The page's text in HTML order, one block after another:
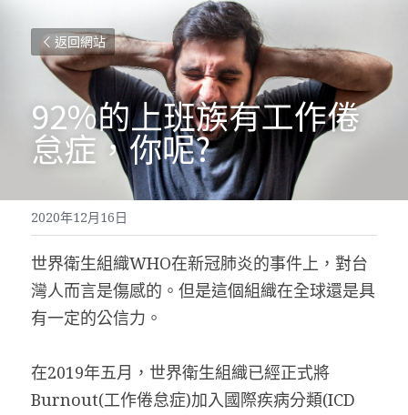
返回網站
92%的上班族有工作倦
怠症，你呢?
2020年12月16日
世界衛生組織WHO在新冠肺炎的事件上，對台
灣人而言是傷感的。但是這個組織在全球還是具
有一定的公信力。
在2019年五月，世界衛生組織已經正式將
Burnout(工作倦怠症)加入國際疾病分類(ICD